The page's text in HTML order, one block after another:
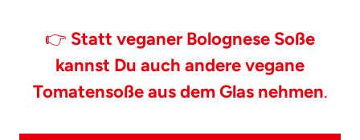
👉 Statt veganer Bolognese Soße
kannst Du auch andere vegane
Tomatensoße aus dem Glas nehmen.